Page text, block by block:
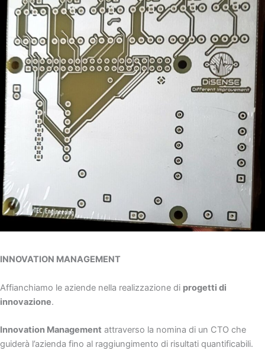
INNOVATION MANAGEMENT
Affianchiamo le aziende nella realizzazione di progetti di
innovazione.
Innovation Management attraverso la nomina di un CTO che
guiderà l’azienda fino al raggiungimento di risultati quantificabili.